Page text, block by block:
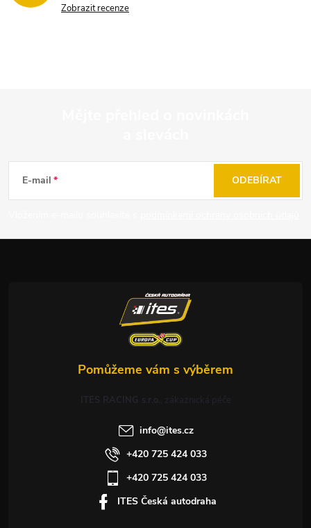
Zobrazit recenze
a
E-mail ODEBÍRAT
ITES RACING s.r.o.
info@ites.cz
+420 725 424 033
+420 725 424 033
ITES Česká autodraha